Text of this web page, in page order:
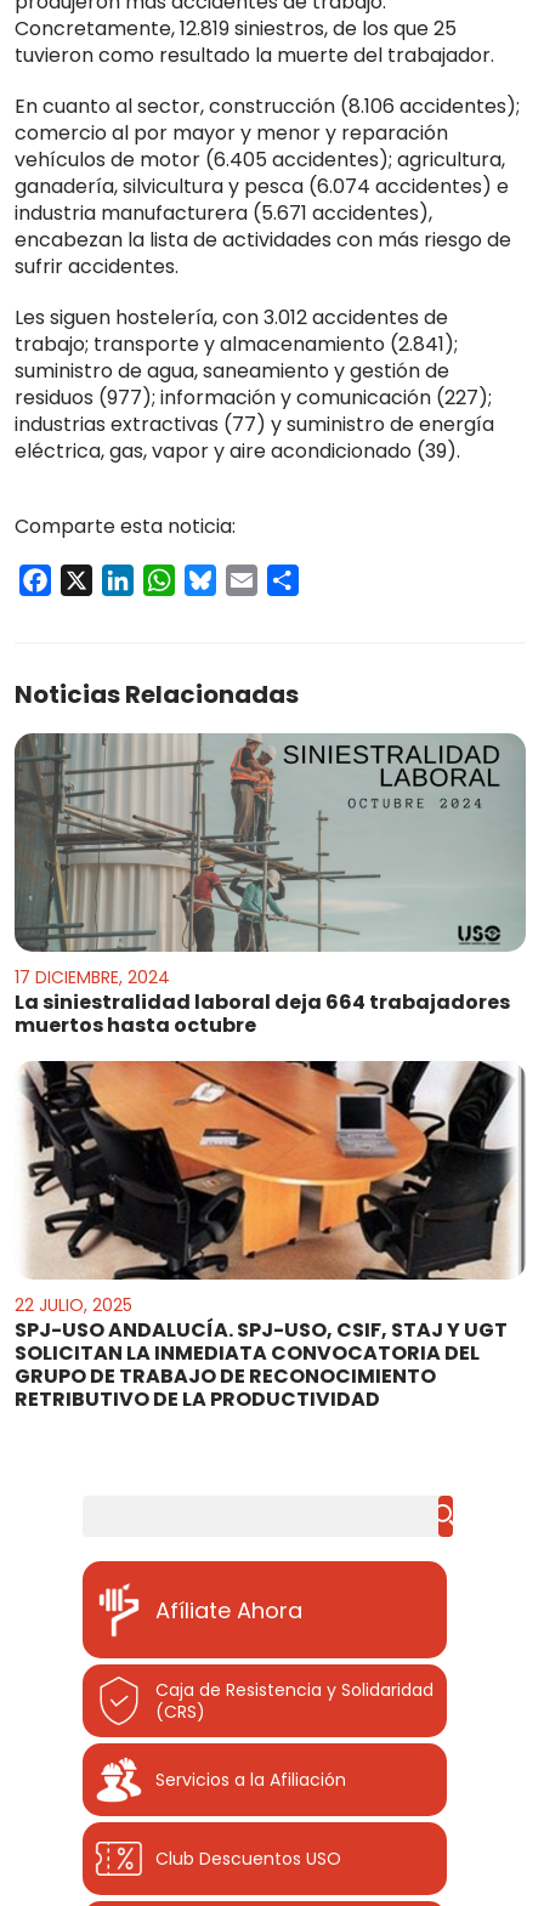
Concretamente, 12.819 siniestros, de los que 25
tuvieron como resultado la muerte del trabajador.
En cuanto al sector, construcción (8.106 accidentes);
comercio al por mayor y menor y reparación
vehículos de motor (6.405 accidentes); agricultura,
ganadería, silvicultura y pesca (6.074 accidentes) e
industria manufacturera (5.671 accidentes),
encabezan la lista de actividades con más riesgo de
sufrir accidentes.
Les siguen hostelería, con 3.012 accidentes de
trabajo; transporte y almacenamiento (2.841);
suministro de agua, saneamiento y gestión de
residuos (977); información y comunicación (227);
industrias extractivas (77) y suministro de energía
eléctrica, gas, vapor y aire acondicionado (39).
Comparte esta noticia:
Facebook LinkedInWhatsApp
Bluesky
Email
Noticias Relacionadas
17 DICIEMBRE, 2024
La siniestralidad laboral deja 664 trabajadores
muertos hasta octubre
22 JULIO, 2025
SPJ-USO ANDALUCÍA. SPJ-USO, CSIF, STAJ Y UGT
SOLICITAN LA INMEDIATA CONVOCATORIA DEL
GRUPO DE TRABAJO DE RECONOCIMIENTO
RETRIBUTIVO DE LA PRODUCTIVIDAD
Afíliate Ahora
Caja de Resistencia y Solidaridad
(CRS)
Servicios a la Afiliación
Club Descuentos USO